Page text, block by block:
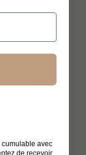
dans la
avec
de recevoir